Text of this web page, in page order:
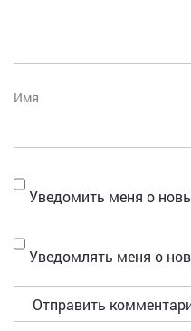
Имя
Уведомить меня о
Уведомлять меня о